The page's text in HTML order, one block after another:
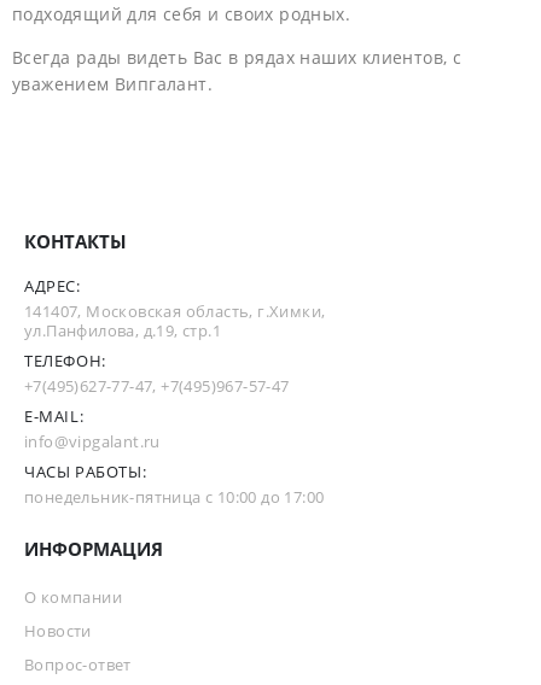
подходящий для себя и своих родных.
Всегда рады видеть Вас в рядах наших клиентов, с
уважением Випгалант.
КОНТАКТЫ
АДРЕС:
141407, Московская область, г.Химки,
ул.Панфилова, д.19, стр.1
ТЕЛЕФОН:
+7(495)627-77-47,+7(495)967-57-47
E-MAIL:
info@vipgalant.ru
ЧАСЫ РАБОТЫ:
понедельник-пятница с 10:00 до 17:00
ИНФОРМАЦИЯ
О компании
Новости
Вопрос-ответ